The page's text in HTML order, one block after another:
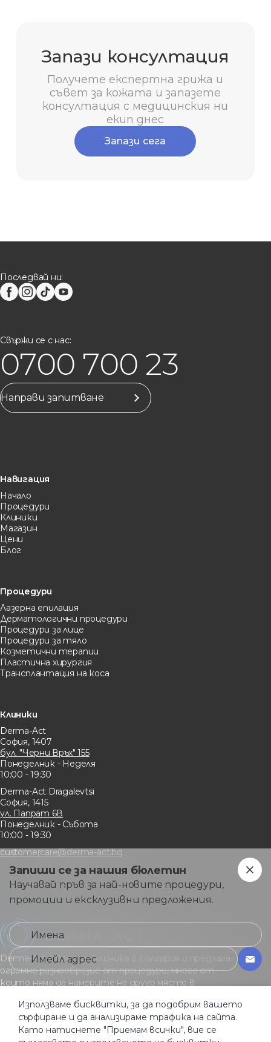
Запази консултация
Получете експертна грижа и
съвет за кожата и запазете
консултация с медицинския ни
екип днес
Запази сега
Последвай ни:
Свържи се с нас:
0700 700 23
Направи запитване
Навигация
Начало
Процедури
Клиники
Магазин
Цени
Блог
Процедури
Лазерна eпилация
Дерматологични процедури
Процедури за лице
Процедури за тяло
Козметични терапии
Пластична хирургия
Трансплантация на коса
Клиники
Derma-Act
София, 1407
бул. "Черни Връх" 155
Понеделник - Неделя
10:00 - 19:30
Derma-Act Dragalevtsi
София, 1415
ул. Папрат 6В
Понеделник - Събота
10:00 - 19:30
customercare@derma-act.bg
Derma-Act е водеща клиника в България и предлага
огромно разнообразие от процедури, много от
които няма да намерите на друго място в
Общи услoвия
Запиши се за нашия бюлетин
Научавай пръв за най-новите процедури,
промоции и ексклузивни предложения.
Използваме бисквитки, за да подобрим вашето
сърфиране и да анализираме трафика на сайта.
Като натиснете "Приемам всички", вие се